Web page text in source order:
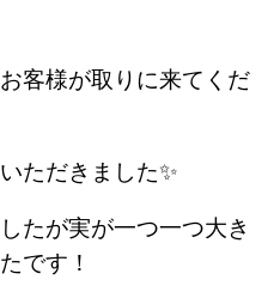
客様が取りに来てくだ
ただきました✨
たが実が一つ一つ大き
です！